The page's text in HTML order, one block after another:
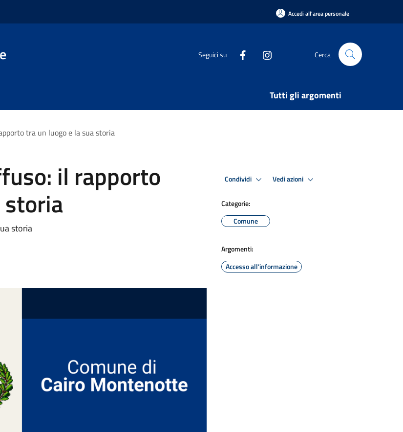
Accedi all'area personale
Seguici su Cerca
Tutti gli argomenti
tra un luogo e la sua storia
il rapporto
storia
Condividi Vedi azioni
Categorie:
Comune
Argomenti:
Accesso all'informazione